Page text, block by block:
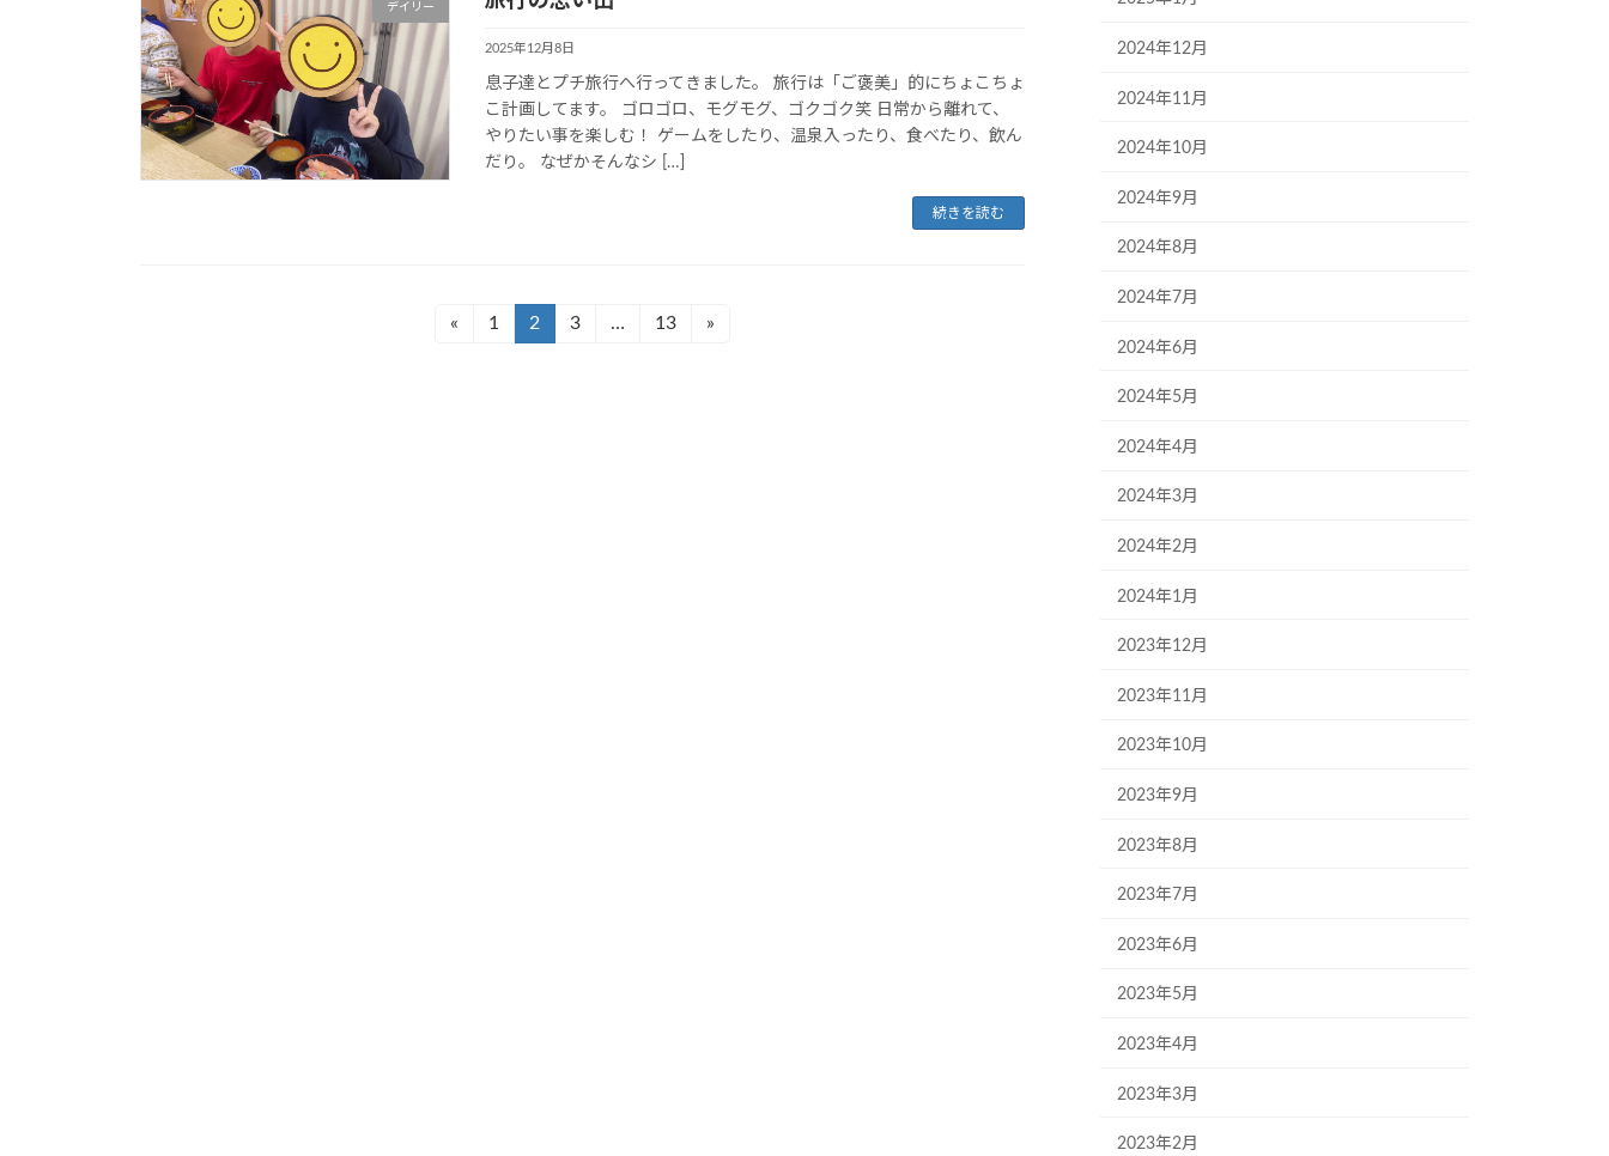
デイリー
2025年12月8日
息子達とプチ旅行へ行ってきました。 旅行は「ご褒美」的にちょこちょ
こ計画してます。 ゴロゴロ、モグモグ、ゴクゴク笑 日常から離れて、
やりたい事を楽しむ！ ゲームをしたり、温泉入ったり、食べたり、飲ん
だり。 なぜかそんなシ […]
続きを読む
«
固
1
固
2
固
3 …
固
13 »
2024年12月
2024年11月
2024年10月
2024年9月
2024年8月
2024年7月
2024年6月
2024年5月
2024年4月
2024年3月
2024年2月
2024年1月
2023年12月
2023年11月
2023年10月
2023年9月
2023年8月
2023年7月
2023年6月
2023年5月
2023年4月
2023年3月
2023年2月